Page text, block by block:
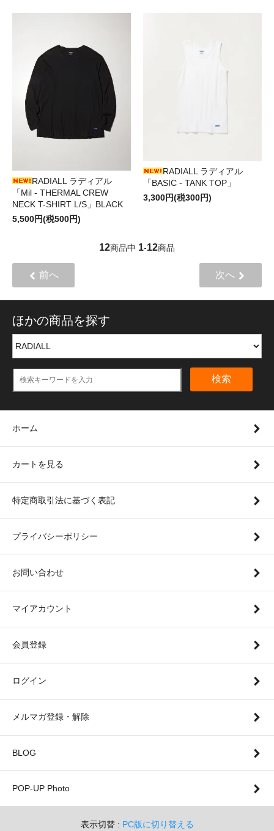
RADIALL ラディアル
「Mil - THERMAL CREW
NECK T-SHIRT L/S」BLACK
5,500円(税500円)
RADIALL ラディアル
「BASIC - TANK TOP」
3,300円(税300円)
12商品中 1-12商品
前へ 次へ
ほかの商品を探す
検索
ホーム
カートを見る
特定商取引法に基づく表記
プライバシーポリシー
お問い合わせ
マイアカウント
会員登録
ログイン
メルマガ登録・解除
BLOG
POP-UP Photo
表示切替 : PC版に切り替える